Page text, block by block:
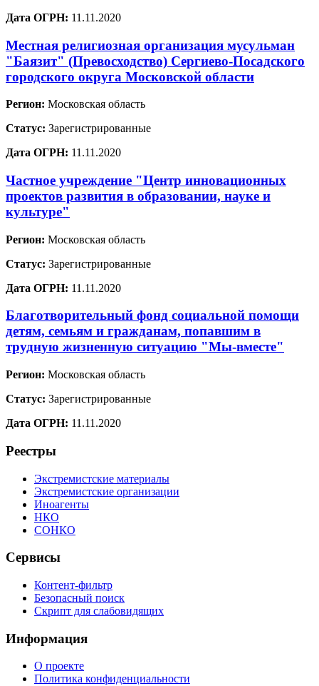
Дата ОГРН: 11.11.2020
Местная религиозная организация мусульман
"Баязит" (Превосходство) Сергиево-Посадского
городского округа Московской области
Регион: Московская область
Статус: Зарегистрированные
Дата ОГРН: 11.11.2020
Частное учреждение "Центр инновационных
проектов развития в образовании, науке и
культуре"
Регион: Московская область
Статус: Зарегистрированные
Дата ОГРН: 11.11.2020
Благотворительный фонд социальной помощи
детям, семьям и гражданам, попавшим в
трудную жизненную ситуацию "Мы-вместе"
Регион: Московская область
Статус: Зарегистрированные
Дата ОГРН: 11.11.2020
Реестры
Экстремистские материалы
Экстремистские организации
Иноагенты
НКО
СОНКО
Сервисы
Контент-фильтр
Безопасный поиск
Скрипт для слабовидящих
Информация
О проекте
Политика конфиденциальности